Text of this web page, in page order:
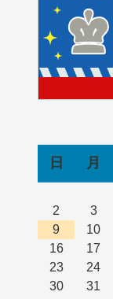
日 月
2
3
9
10
16
17
23
24
30
31